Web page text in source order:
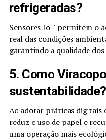
refrigeradas?
Sensores IoT permitem o
real das condições
garantindo a qualidade
5. Como
sustentabilidade?
Ao adotar práticas digitais
reduz o uso de papel e
uma operação mais